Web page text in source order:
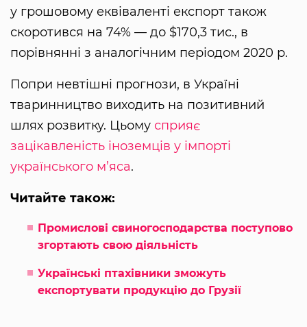
у грошовому еквіваленті експорт також
скоротився на 74% — до $170,3 тис., в
порівнянні з аналогічним періодом 2020 р.
Попри невтішні прогнози, в Україні
тваринництво виходить на позитивний
шлях розвитку. Цьому сприяє
зацікавленість іноземців у імпорті
українського м’яса.
Читайте також:
Промислові свиногосподарства поступово
згортають свою діяльність
Українські птахівники зможуть
експортувати продукцію до Грузії